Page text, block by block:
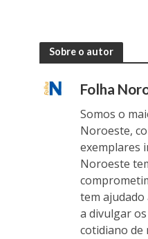
Sobre o autor
Folha
Somos o
Noroeste,
exemplares
Noroeste
tem ajudado
a divulgar
cotidiano de